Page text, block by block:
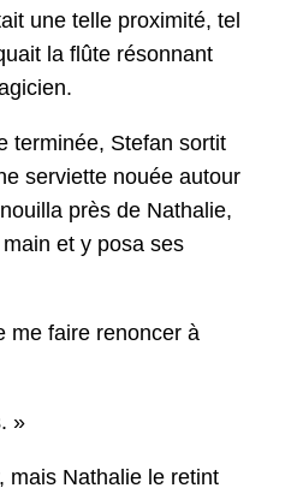
une telle prox­im­ité, tel
la flûte réson­nant
ter­minée, Ste­fan sor­tit
servi­ette nouée autour
près de Nathalie,
et y posa ses
me faire renon­cer à
»
mais Nathalie le retint